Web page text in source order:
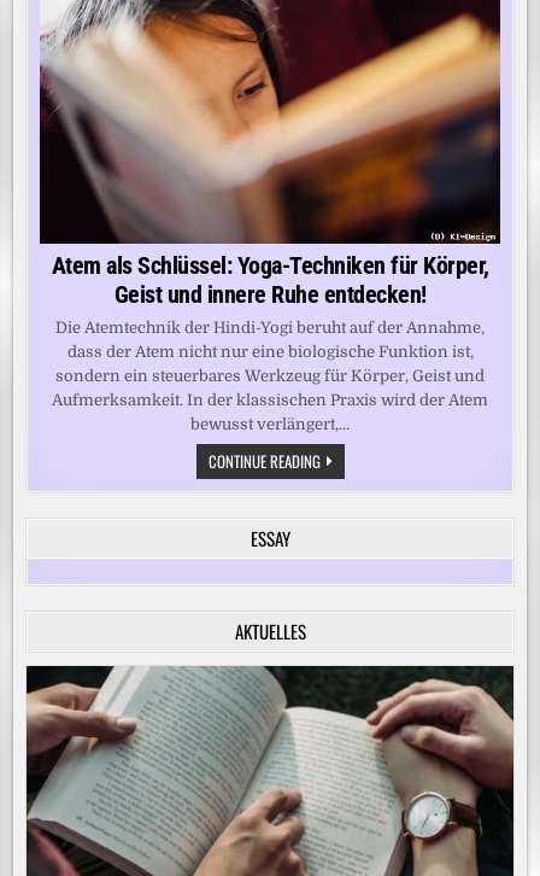
Atem als Schlüssel: Yoga-Techniken für Körper,
Geist und innere Ruhe entdecken!
Die Atemtechnik der Hindi-Yogi beruht auf der Annahme,
dass der Atem nicht nur eine biologische Funktion ist,
sondern ein steuerbares Werkzeug für Körper, Geist und
Aufmerksamkeit. In der klassischen Praxis wird der Atem
bewusst verlängert,...
CONTINUE READINGATEM
ALS
SCHLÜSSEL:
TECHNIKEN
KÖRPER,
UND
RUHE
ESSAY
AKTUELLES